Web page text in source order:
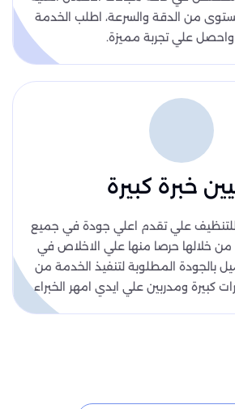
من الدقة والسرعة، اطلب الخدمة
واحصل علي تجربة مميزة.
خبرة كبيرة
علي تقدم اعلي جودة في جميع
خلالها حرصا منها علي الاخلاص في
بالجودة المطلوبة لتنفيذ الخدمة من
كبيرة ومدربين علي ايدي امهر الخبراء